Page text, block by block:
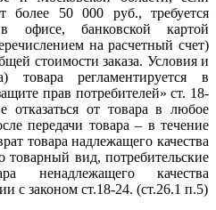
более 50 000 руб., требуется
офисе, банковской картой
на расчетный счет)
стоимости заказа. Условия и
товара регламентируется в
прав потребителей» ст. 18-
отказаться от товара в любое
передачи товара – в течение
товара надлежащего качества
товарный вид, потребительские
ненадлежащего качества
с законом ст.18-24. (ст.26.1 п.5)